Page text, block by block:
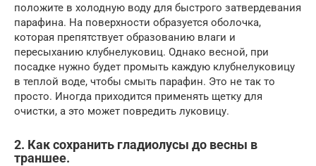
положите в холодную воду для быстрого затвердевания
парафина. На поверхности образуется оболочка,
которая препятствует образованию влаги и
пересыханию клубнелуковиц. Однако весной, при
посадке нужно будет промыть каждую клубнелуковицу
в теплой воде, чтобы смыть парафин. Это не так то
просто. Иногда приходится применять щетку для
очистки, а это может повредить луковицу.
2. Как сохранить гладиолусы до весны в
траншее.